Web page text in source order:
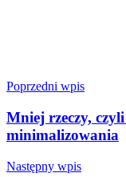
Nawigacja
wpisu
Poprzedni wpis
Mniej rzeczy,
minimalizowania
Następny wpis